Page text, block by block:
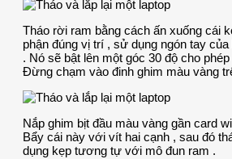
Tháo rời ram bằng cách ấn xuống cái
phận đúng vị trí , sử dụng ngón tay
. Nó sẽ bật lên một góc 30 độ cho
Đừng chạm vào đinh ghim màu vàng
Nắp ghim bịt đầu màu vàng gần card
Bẩy cái này với vít hai cạnh , sau đó
dụng kẹp tương tự với mô đun ram .